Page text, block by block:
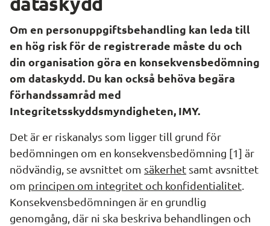
Om en personuppgiftsbehandling kan leda till
en hög risk för de registrerade måste du och
din organisation göra en konsekvensbedömning
om dataskydd. Du kan också behöva begära
förhandssamråd med
Integritetsskyddsmyndigheten, IMY.
Det är er riskanalys som ligger till grund för
bedömningen om en konsekvensbedömning [1] är
nödvändig, se avsnittet om säkerhet samt avsnittet
om principen om integritet och konfidentialitet
Konsekvensbedömningen är en grundlig
genomgång, där ni ska beskriva behandlingen och